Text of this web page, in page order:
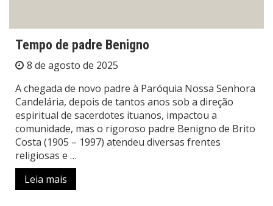
Tempo de padre Benigno
8 de agosto de 2025
A chegada de novo padre à Paróquia Nossa Senhora
Candelária, depois de tantos anos sob a direção
espiritual de sacerdotes ituanos, impactou a
comunidade, mas o rigoroso padre Benigno de Brito
Costa (1905 – 1997) atendeu diversas frentes
religiosas e …
Leia mais